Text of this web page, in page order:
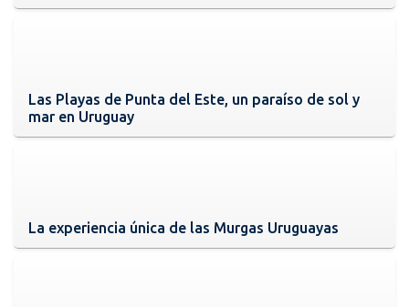
Las Playas de Punta del Este, un paraíso de sol y
mar en Uruguay
La experiencia única de las Murgas Uruguayas